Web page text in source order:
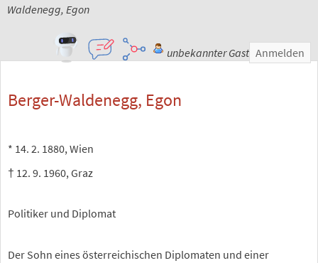
Waldenegg, Egon
unbekannter Gast Anmelden
Berger-Waldenegg, Egon
* 14. 2. 1880, Wien
† 12. 9. 1960, Graz
Politiker und Diplomat
Der Sohn eines österreichischen Diplomaten und einer